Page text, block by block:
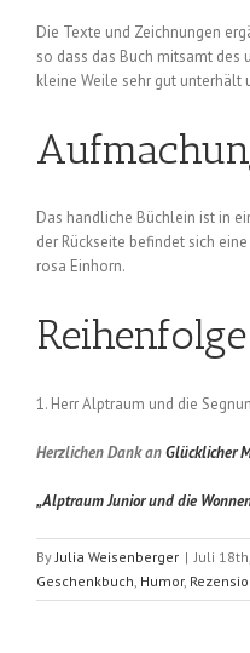
Die Texte und Zeichnungen
so dass das Buch mitsamt des
kleine Weile sehr gut unterhält
Das handliche Büchlein ist in
der Rückseite befindet sich
rosa Einhorn.
Reihenfolge
1. Herr Alptraum und die
Herzlichen Dank anGlücklicher
„Alptraum Junior und die
By Julia Weisenberger | Juli
Geschenkbuch Humor,